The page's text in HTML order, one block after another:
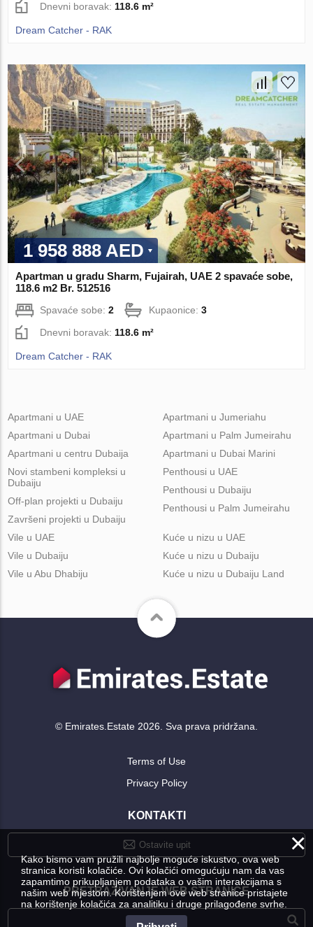
Dnevni boravak: 118.6 m²
Dream Catcher - RAK
1 958 888 AED
Apartman u gradu Sharm, Fujairah, UAE 2 spavaće sobe,
118.6 m2 Br. 512516
Spavaće sobe:2 Kupaonice:3
Dnevni boravak: 118.6 m²
Dream Catcher - RAK
Apartmani u UAE
Apartmani u Dubai
Apartmani u centru Dubaija
Apartmani u Jumeriahu
Apartmani u Palm Jumeirahu
Apartmani u Dubai Marini
Novi stambeni kompleksi u
Dubaiju
Off-plan projekti u Dubaiju
Završeni projekti u Dubaiju
Penthousi u UAE
Penthousi u Dubaiju
Penthousi u Palm Jumeirahu
Vile u UAE
Vile u Dubaiju
Vile u Abu Dhabiju
Kuće u nizu u UAE
Kuće u nizu u Dubaiju
Kuće u nizu u Dubaiju Land
© Emirates.Estate 2026. Sva prava pridržana.
Terms of Use
Privacy Policy
KONTAKTI
Ostavite upit
PRETRAŽIVANJE WEB STRANICE
×
Kako bismo vam pružili najbolje moguće iskustvo, ova web
stranica koristi kolačiće. Ovi kolačići omogućuju nam da vas
zapamtimo prikupljanjem podataka o vašim interakcijama s
našim web mjestom. Korištenjem ove web stranice pristajete
na korištenje kolačića za analitiku i druge prilagođene svrhe.